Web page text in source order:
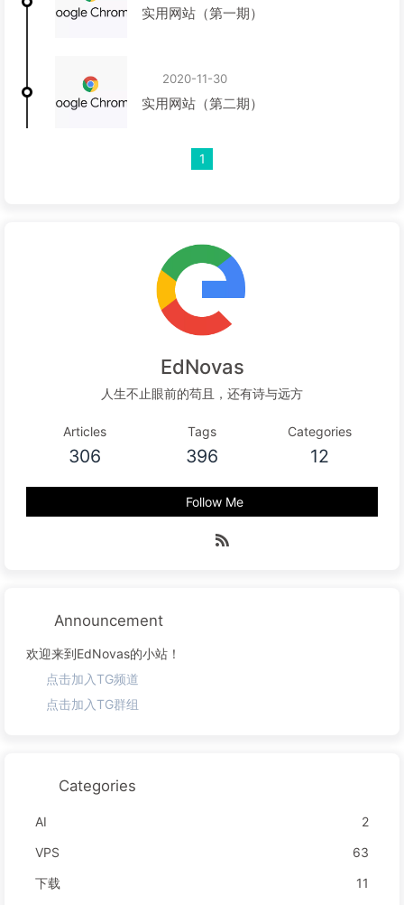
实用网站（第一期）
2020-11-30
实用网站（第二期）
1
EdNovas
人生不止眼前的苟且，还有诗与远方
Articles
306
Tags
396
Categories
12
Follow Me
Announcement
欢迎来到EdNovas的小站！
点击加入TG频道
点击加入TG群组
Categories
AI
2
VPS
63
下载
11